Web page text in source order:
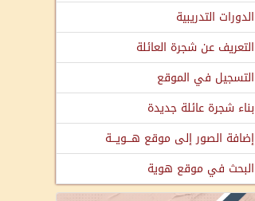
الدورات التدريبية
التعريف عن شجرة العائلة
التسجيل في الموقع
بناء شجرة عائلة جديدة
إضافة الصور إلى موقع هـــويـــة
البحث في موقع هوية